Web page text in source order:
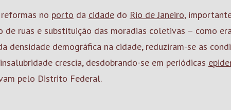
no porto da cidade do Rio de Janeiro,
de ruas e substituição das moradias coletivas – como
densidade demográfica na cidade, reduziram-se as
crescia, desdobrando-se em periódicas
pelo Distrito Federal.